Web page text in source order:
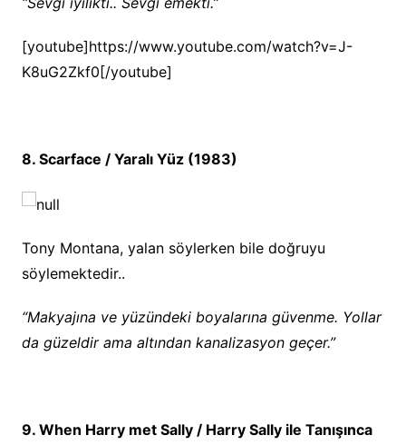
[youtube]https://www.youtube.com/watch?v=J-
K8uG2Zkf0[/youtube]
8. Scarface / Yaralı Yüz (1983)
Tony Montana, yalan söylerken bile doğruyu
söylemektedir..
“Makyajına ve yüzündeki boyalarına güvenme. Yollar
da güzeldir ama altından kanalizasyon geçer.”
9. When Harry met Sally / Harry Sally ile Tanışınca